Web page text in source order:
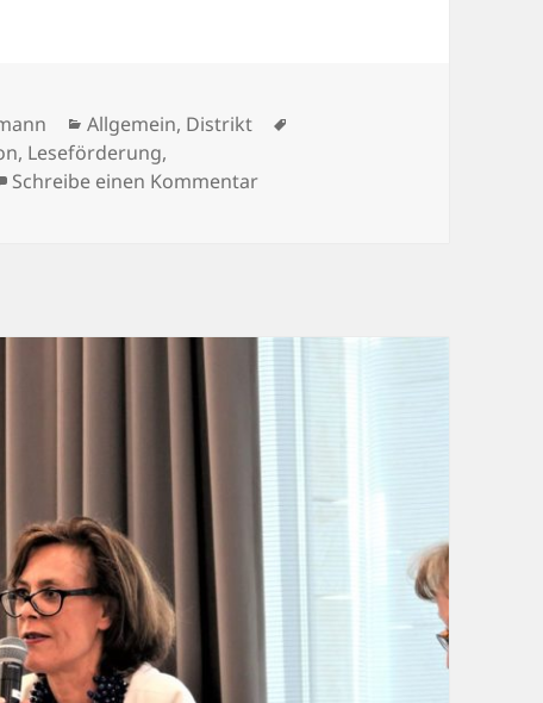
Kategorien
Allgemein, Distrikt
, Leseförderung,
Schreibe einen Kommentarzu Alles fürs Lesen: Anklamer